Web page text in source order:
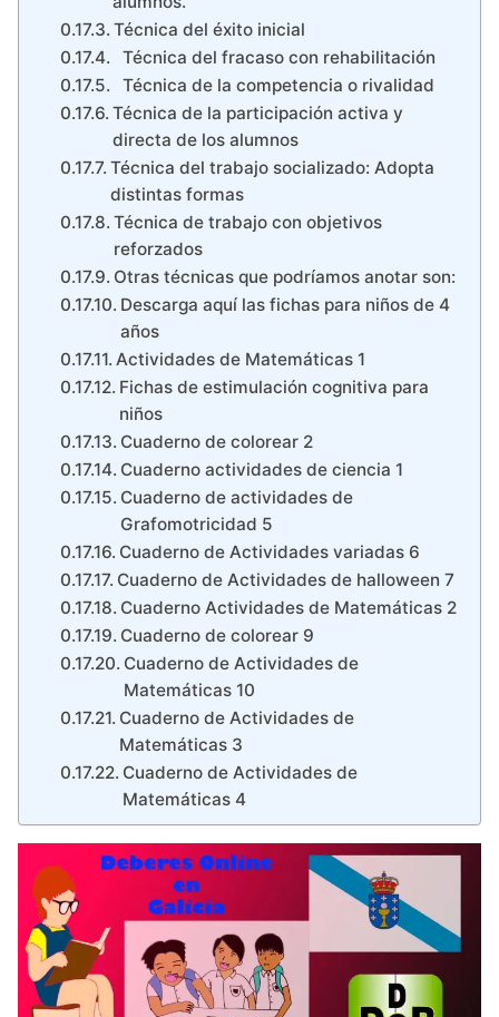
Técnica del éxito inicial
Técnica del fracaso con rehabilitación
Técnica de la competencia o rivalidad
Técnica de la participación activa y
directa de los alumnos
Técnica del trabajo socializado: Adopta
distintas formas
Técnica de trabajo con objetivos
reforzados
Otras técnicas que podríamos anotar son:
Descarga aquí las fichas para niños de 4
años
Actividades de Matemáticas 1
Fichas de estimulación cognitiva para
niños
Cuaderno de colorear 2
Cuaderno actividades de ciencia 1
Cuaderno de actividades de
Grafomotricidad 5
Cuaderno de Actividades variadas 6
Cuaderno de Actividades de halloween 7
Cuaderno Actividades de Matemáticas 2
Cuaderno de colorear 9
Cuaderno de Actividades de
Matemáticas 10
Cuaderno de Actividades de
Matemáticas 3
Cuaderno de Actividades de
Matemáticas 4